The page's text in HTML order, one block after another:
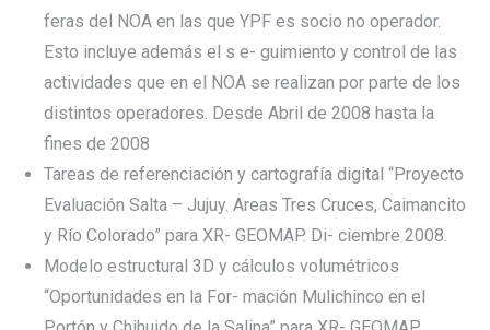
feras del NOA en las que YPF es socio no operador.
Esto incluye además el s e- guimiento y control de las
actividades que en el NOA se realizan por parte de los
distintos operadores. Desde Abril de 2008 hasta la
fines de 2008
Tareas de referenciación y cartografía digital “Proyecto
Evaluación Salta – Jujuy. Areas Tres Cruces, Caimancito
y Río Colorado” para XR- GEOMAP. Di- ciembre 2008.
Modelo estructural 3D y cálculos volumétricos
“Oportunidades en la For- mación Mulichinco en el